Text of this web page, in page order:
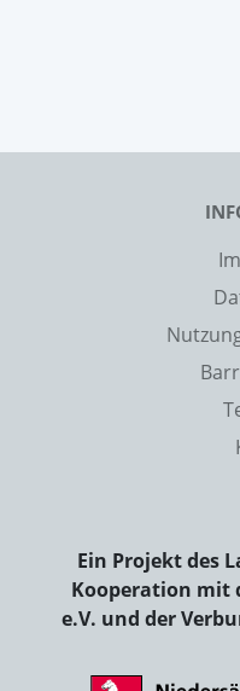
Ein Projekt des
Kooperation mit
e.V. und der